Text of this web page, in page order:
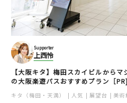
Supporter
上西怜
【大阪キタ】梅田スカイビルから
の大阪楽遊パスおすすめプラン［PR]
キタ（梅田・天満） 人気 展望台 美術